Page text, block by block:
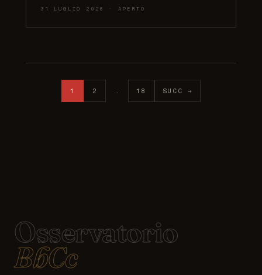
31 LUGLIO 2026 · APERTO
Paginazione degli articoli
1 2 18 SUCC →
Osservatorio
BbCc